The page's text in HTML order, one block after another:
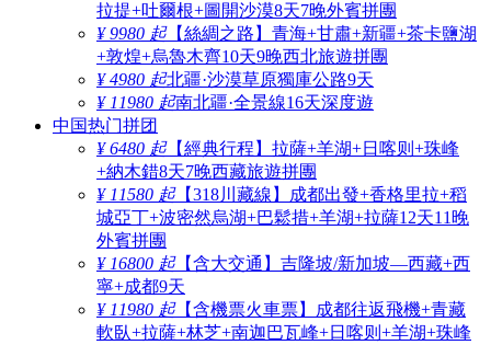
拉提+吐爾根+圖開沙漠8天7晚外賓拼團
¥ 9980 起【絲綢之路】青海+甘肅+新疆+茶卡鹽湖
+敦煌+烏魯木齊10天9晚西北旅遊拼團
¥ 4980 起北疆·沙漠草原獨庫公路9天
¥ 11980 起南北疆·全景線16天深度遊
中国热门拼团
¥ 6480 起【經典行程】拉薩+羊湖+日喀则+珠峰
+納木錯8天7晚西藏旅遊拼團
¥ 11580 起【318川藏線】成都出發+香格里拉+稻
城亞丁+波密然烏湖+巴鬆措+羊湖+拉薩12天11晚
外賓拼團
¥ 16800 起【含大交通】吉隆坡/新加坡—西藏+西
寧+成都9天
¥ 11980 起【含機票火車票】成都往返飛機+青藏
軟臥+拉薩+林芝+南迦巴瓦峰+日喀则+羊湖+珠峰